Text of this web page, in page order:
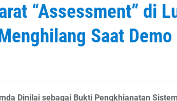
“Assessment” di
Saat Demo
Dinilai sebagai Bukti Pengkhianatan